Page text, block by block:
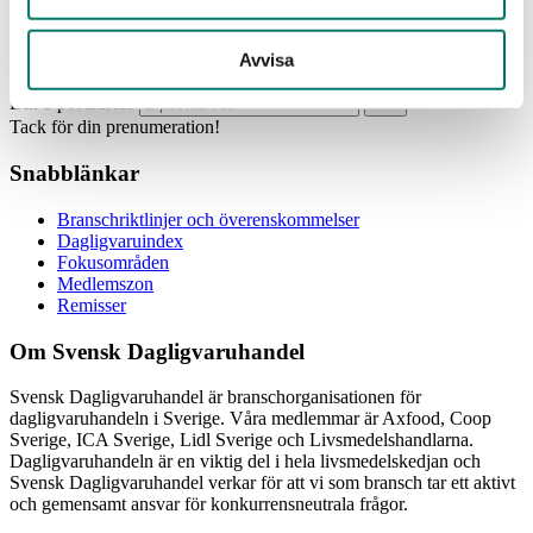
Avvisa
Din e-postadress
Tack för din prenumeration!
Snabblänkar
Branschriktlinjer och överenskommelser
Dagligvaruindex
Fokusområden
Medlemszon
Remisser
Om Svensk Dagligvaruhandel
Svensk Dagligvaruhandel är branschorganisationen för
dagligvaruhandeln i Sverige. Våra medlemmar är Axfood, Coop
Sverige, ICA Sverige, Lidl Sverige och Livsmedelshandlarna.
Dagligvaruhandeln är en viktig del i hela livsmedelskedjan och
Svensk Dagligvaruhandel verkar för att vi som bransch tar ett aktivt
och gemensamt ansvar för konkurrensneutrala frågor.